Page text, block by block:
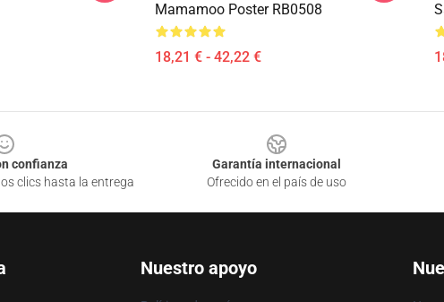
Mamamoo Poster RB0508
18,21 € - 42,22 €
confianza
clics hasta la entrega
Garantía internacional
Ofrecido en el país de uso
Nuestro apoyo